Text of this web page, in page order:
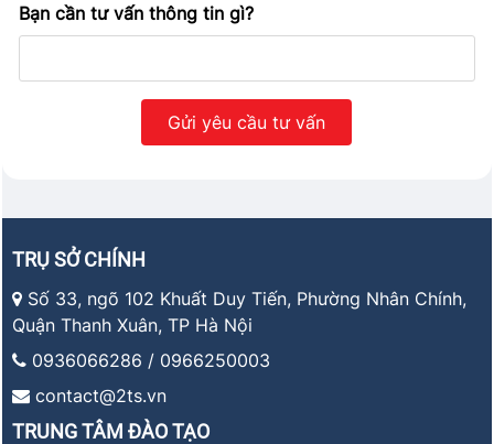
Bạn cần tư vấn thông tin gì?
TRỤ SỞ CHÍNH
Số 33, ngõ 102 Khuất Duy Tiến, Phường Nhân Chính,
Quận Thanh Xuân, TP Hà Nội
0936066286 / 0966250003
contact@2ts.vn
TRUNG TÂM ĐÀO TẠO